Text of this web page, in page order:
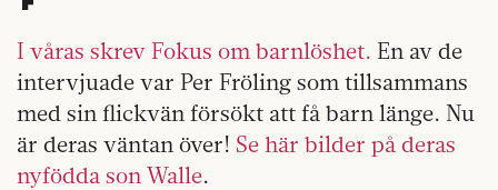
I våras skrev Fokus om barnlöshet. En av de
intervjuade var Per Fröling som tillsammans
med sin flickvän försökt att få barn länge. Nu
är deras väntan över! Se här bilder på deras
nyfödda son Walle.